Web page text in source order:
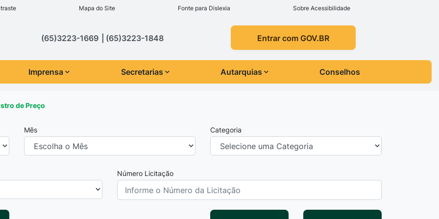
de acessibilidade
Mapa do Site Fonte para Dislexia Sobre Acessibilidade
(65)3223-1669 (65)3223-1848 Entrar com GOV.BR
Imprensa Secretarias Autarquias Conselhos
de Preço
Mês Categoria
Número Licitação